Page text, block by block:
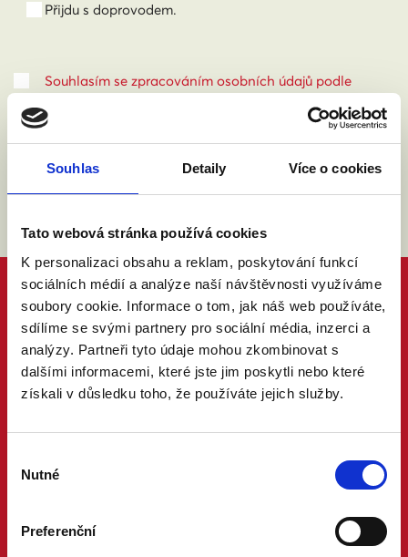
Souhlas Detaily Více o cookies
Tato webová stránka používá cookies
K personalizaci obsahu a reklam, poskytování funkcí
sociálních médií a analýze naší návštěvnosti využíváme
soubory cookie. Informace o tom, jak náš web používáte,
sdílíme se svými partnery pro sociální média, inzerci a
analýzy. Partneři tyto údaje mohou zkombinovat s
dalšími informacemi, které jste jim poskytli nebo které
získali v důsledku toho, že používáte jejich služby.
souhlasu
Nutné
Preferenční
Přijdu s doprovodem.
Souhlasím se zpracováním osobních údajů podle